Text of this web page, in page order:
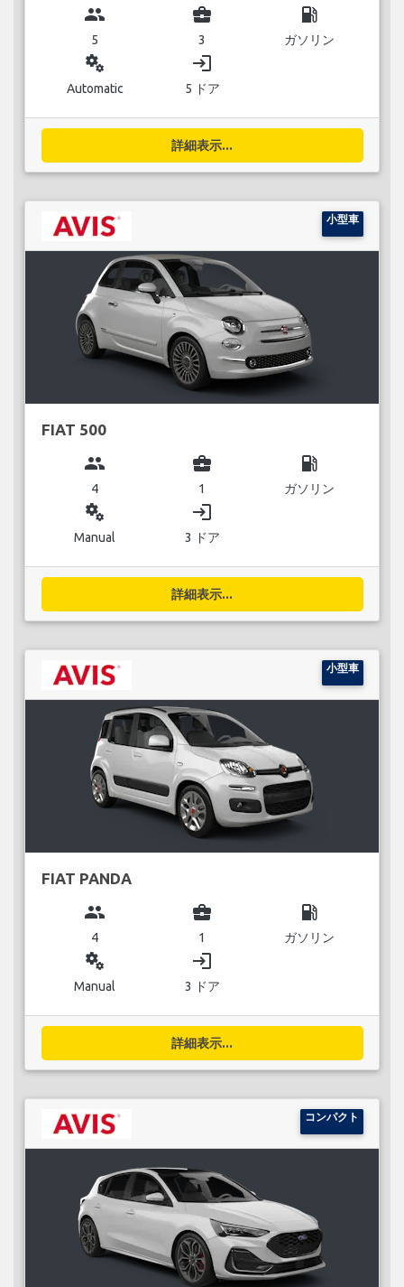
group
5
business_center
3
local_gas_station
ガソリン
miscellaneous_services
Automatic
login
5 ドア
詳細表示...
小型車
FIAT 500
group
4
business_center
1
local_gas_station
ガソリン
miscellaneous_services
Manual
login
3 ドア
詳細表示...
小型車
FIAT PANDA
group
4
business_center
1
local_gas_station
ガソリン
miscellaneous_services
Manual
login
3 ドア
詳細表示...
コンパクト